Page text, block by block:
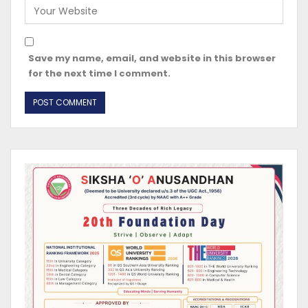
Save my name, email, and website in this browser
for the next time I comment.